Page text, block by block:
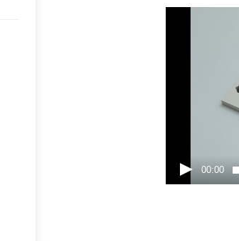
00:00